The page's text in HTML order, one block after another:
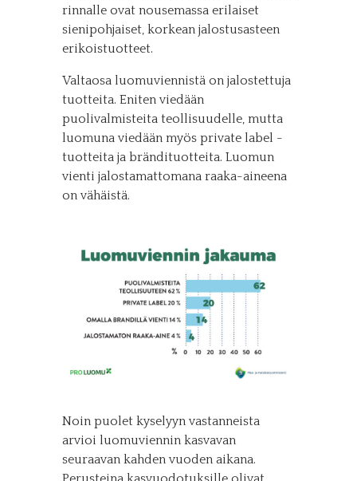
rinnalle ovat nousemassa erilaiset
sienipohjaiset, korkean jalostusasteen
erikoistuotteet.
Valtaosa luomuviennistä on jalostettuja
tuotteita. Eniten viedään
puolivalmisteita teollisuudelle, mutta
luomuna viedään myös private label -
tuotteita ja brändituotteita. Luomun
vienti jalostamattomana raaka-aineena
on vähäistä.
Noin puolet kyselyyn vastanneista
arvioi luomuviennin kasvavan
seuraavan kahden vuoden aikana.